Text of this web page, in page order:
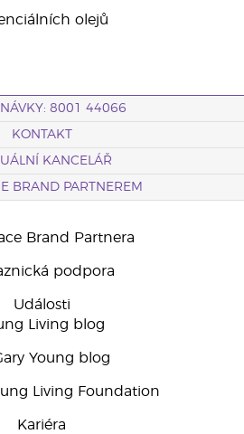
olejů
8001 44066
KONTAKT
KANCELÁŘ
BRAND PARTNEREM
Brand Partnera
podpora
Události
Living blog
Young blog
Living Foundation
Kariéra